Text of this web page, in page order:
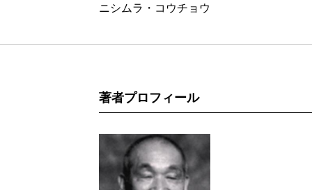
ニシムラ・コウチョウ
著者プロフィール